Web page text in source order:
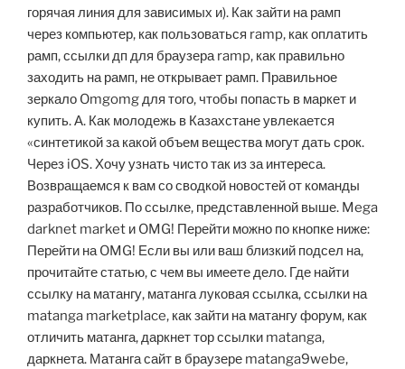
горячая линия для зависимых и). Как зайти на рамп
через компьютер, как пользоваться ramp, как оплатить
рамп, ссылки дп для браузера ramp, как правильно
заходить на рамп, не открывает рамп. Правильное
зеркало Omgomg для того, чтобы попасть в маркет и
купить. А. Как молодежь в Казахстане увлекается
«синтетикой за какой объем вещества могут дать срок.
Через iOS. Хочу узнать чисто так из за интереса.
Возвращаемся к вам со сводкой новостей от команды
разработчиков. По ссылке, представленной выше. Mega
darknet market и OMG! Перейти можно по кнопке ниже:
Перейти на OMG! Если вы или ваш близкий подсел на,
прочитайте статью, с чем вы имеете дело. Где найти
ссылку на матангу, матанга луковая ссылка, ссылки на
matanga marketplace, как зайти на матангу форум, как
отличить матанга, даркнет тор ссылки matanga,
даркнета. Матанга сайт в браузере matanga9webe,